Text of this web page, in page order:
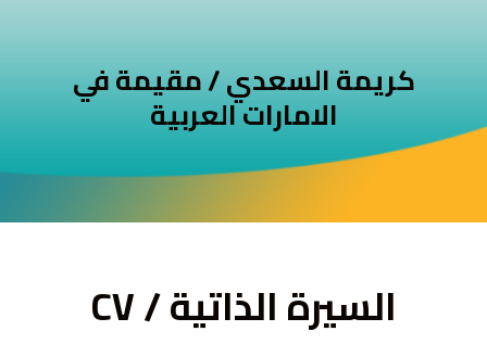
ى
كريمة السعدي / مقيمة في
الامارات العربية
السيرة الذاتية / CV